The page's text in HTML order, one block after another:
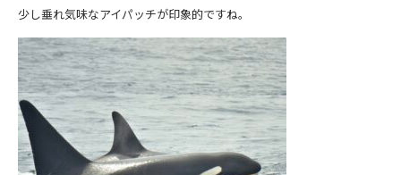
少し垂れ気味なアイパッチが印象的ですね。